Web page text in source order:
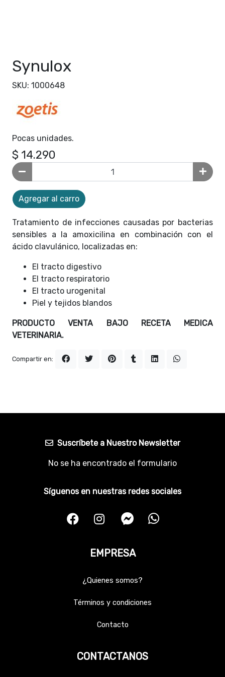
Synulox
SKU: 1000648
Pocas unidades.
$ 14.290
Agregar al carro
Tratamiento de infecciones causadas por bacterias
sensibles a la amoxicilina en combinación con el
ácido clavulánico, localizadas en:
El tracto digestivo
El tracto respiratorio
El tracto urogenital
Piel y tejidos blandos
PRODUCTO VENTA BAJO RECETA MEDICA
VETERINARIA.
Compartir en:
Suscríbete a Nuestro Newsletter
No se ha encontrado el formulario
Síguenos en nuestras redes sociales
EMPRESA
¿Quienes somos?
Términos y condiciones
Contacto
CONTACTANOS